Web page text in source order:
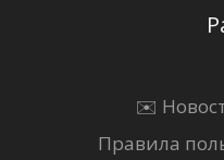
✉️
Правила